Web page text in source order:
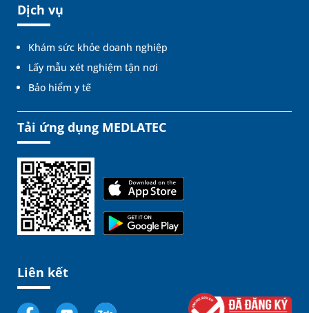
Dịch vụ
Khám sức khỏe doanh nghiệp
Lấy mẫu xét nghiệm tận nơi
Bảo hiểm y tế
Tải ứng dụng MEDLATEC
Liên kết